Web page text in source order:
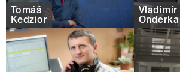
Tomáš
Kedzior
Vladimír
Onderka